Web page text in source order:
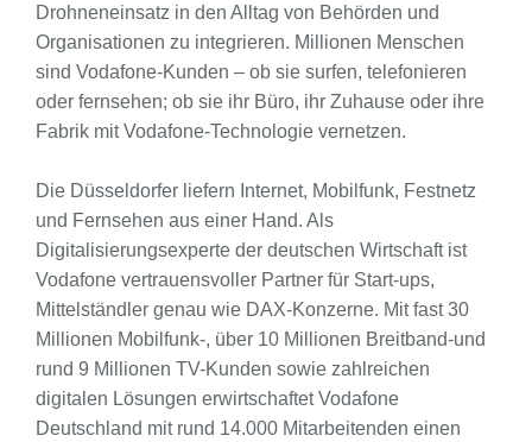
Drohneneinsatz in den Alltag von Behörden und
Organisationen zu integrieren. Millionen Menschen
sind Vodafone-Kunden – ob sie surfen, telefonieren
oder fernsehen; ob sie ihr Büro, ihr Zuhause oder ihre
Fabrik mit Vodafone-Technologie vernetzen.
Die Düsseldorfer liefern Internet, Mobilfunk, Festnetz
und Fernsehen aus einer Hand. Als
Digitalisierungsexperte der deutschen Wirtschaft ist
Vodafone vertrauensvoller Partner für Start-ups,
Mittelständler genau wie DAX-Konzerne. Mit fast 30
Millionen Mobilfunk-, über 10 Millionen Breitband-und
rund 9 Millionen TV-Kunden sowie zahlreichen
digitalen Lösungen erwirtschaftet Vodafone
Deutschland mit rund 14.000 Mitarbeitenden einen